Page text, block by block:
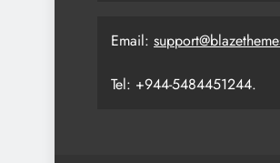
Email:
Tel: +944-5484451244.